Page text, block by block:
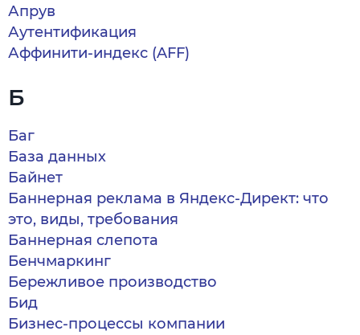
Апрув
Аутентификация
Аффинити-индекс (AFF)
Б
Баг
База данных
Байнет
Баннерная реклама в Яндекс-Директ: что
это, виды, требования
Баннерная слепота
Бенчмаркинг
Бережливое производство
Бид
Бизнес-процессы компании